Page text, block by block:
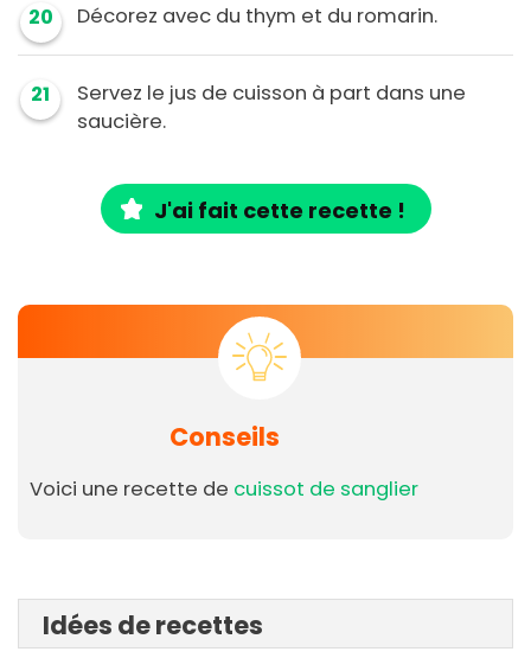
20 Décorez avec du thym et du romarin.
21
Servez le jus de cuisson à part dans une
saucière.
J'ai fait cette recette !
Conseils
Voici une recette de cuissot de sanglier
Idées de recettes